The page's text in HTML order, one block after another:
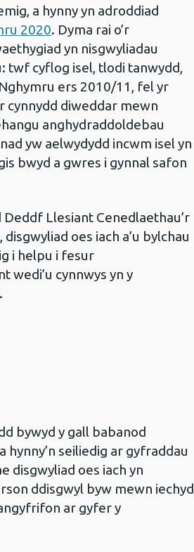
a hynny yn adroddiad
2020. Dyma rai o’r
yn nisgwyliadau
twf cyflog isel, tlodi tanwydd,
ers 2010/11, fel yr
cynnydd diweddar mewn
anghydraddoldebau
yw aelwydydd incwm isel yn
bwyd a gwres i gynnal safon
Deddf Llesiant Cenedlaethau’r
oes iach a’u bylchau
i helpu i fesur
wedi’u cynnwys yn y
.
bywyd y gall babanod
seiliedig ar gyfraddau
disgwyliad oes iach yn
ddisgwyl byw mewn iechyd
ar gyfer y